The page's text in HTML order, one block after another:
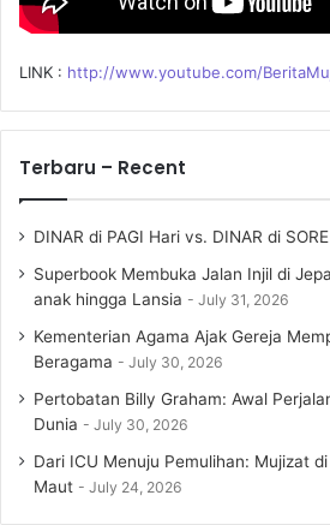
LINK : http://www.youtube.com/
Terbaru – Recent
DINAR di PAGI Hari vs. DINAR di
Superbook Membuka Jalan Injil di
anak hingga Lansia
July 31, 2026
Kementerian Agama Ajak Gereja
Beragama
July 30, 2026
Pertobatan Billy Graham: Awal
Dunia
July 30, 2026
Dari ICU Menuju Pemulihan: Mujizat
Maut
July 24, 2026